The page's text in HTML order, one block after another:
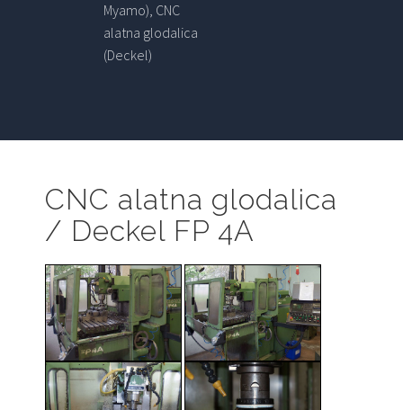
Myamo), CNC
alatna glodalica
(Deckel)
CNC alatna glodalica
/ Deckel FP 4A